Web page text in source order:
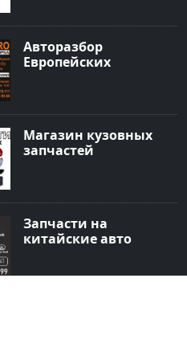
Авторазбор
Европейских
Магазин кузовных
запчастей
Запчасти на
китайские авто